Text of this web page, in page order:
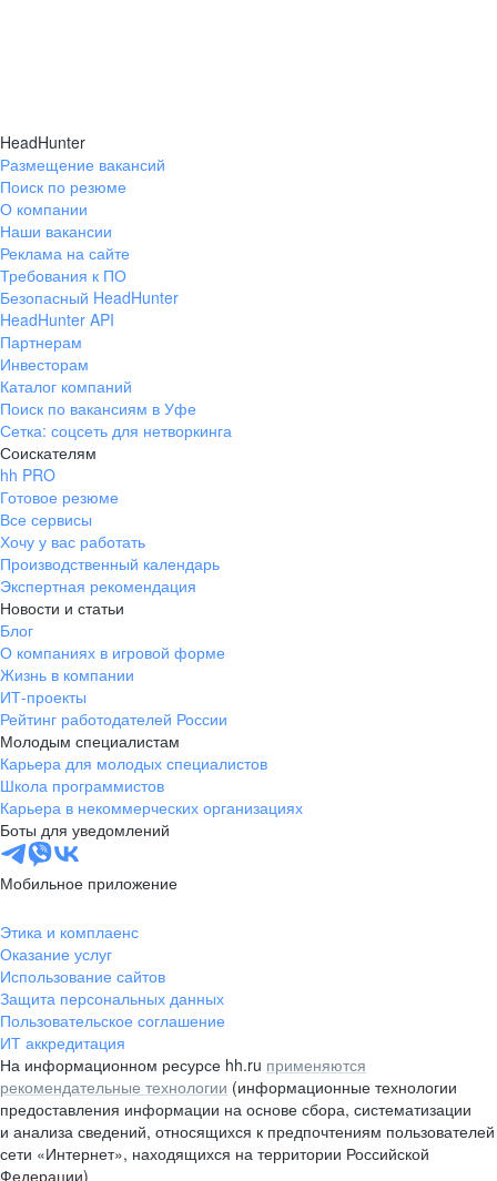
HeadHunter
Размещение вакансий
Поиск по резюме
О компании
Наши вакансии
Реклама на сайте
Требования к ПО
Безопасный HeadHunter
HeadHunter API
Партнерам
Инвесторам
Каталог компаний
Поиск по вакансиям в Уфе
Сетка: соцсеть для нетворкинга
Соискателям
hh PRO
Готовое резюме
Все сервисы
Хочу у вас работать
Производственный календарь
Экспертная рекомендация
Новости и статьи
Блог
О компаниях в игровой форме
Жизнь в компании
ИТ-проекты
Рейтинг работодателей России
Молодым специалистам
Карьера для молодых специалистов
Школа программистов
Карьера в некоммерческих организациях
Боты для уведомлений
Мобильное приложение
Этика и комплаенс
Оказание услуг
Использование сайтов
Защита персональных данных
Пользовательское соглашение
ИТ аккредитация
На информационном ресурсе hh.ru применяются
рекомендательные технологии (информационные технологии
предоставления информации на основе сбора, систематизации
и анализа сведений, относящихся к предпочтениям пользователей
сети «Интернет», находящихся на территории Российской
Федерации)